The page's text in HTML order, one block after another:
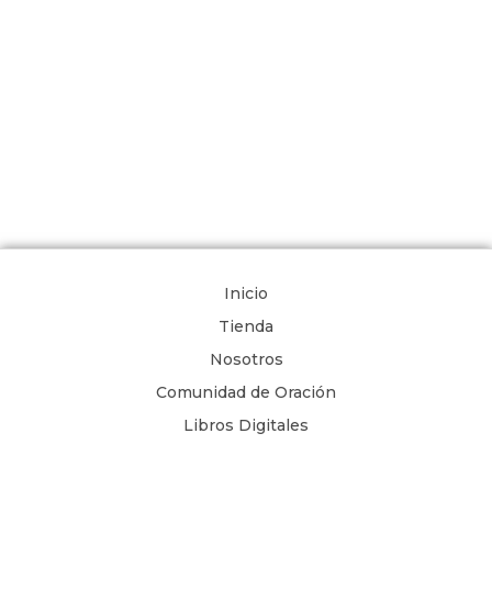
Inicio
Tienda
Nosotros
Comunidad de Oración
Libros Digitales